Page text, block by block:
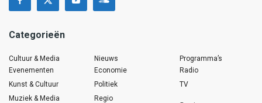
Categorieën
Cultuur & Media
Evenementen
Kunst & Cultuur
Muziek & Media
Nieuws
Economie
Politiek
Regio
Programma’s
Radio
TV